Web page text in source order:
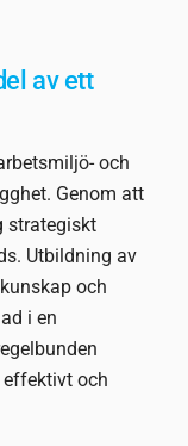
av ett
och
Genom att
strategiskt
Utbildning av
och
i en
och